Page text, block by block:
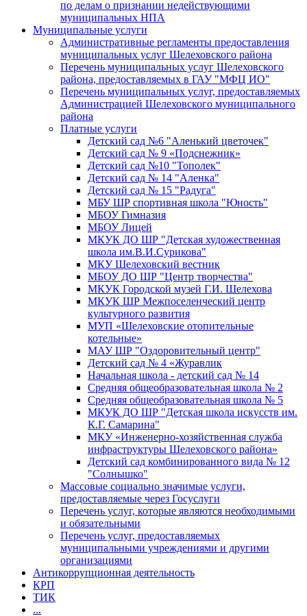
по делам о признании недействующими
муниципальных НПА
Муниципальные услуги
Административные регламенты предоставления
муниципальных услуг Шелеховского района
Перечень муниципальных услуг Шелеховского
района, предоставляемых в ГАУ "МФЦ ИО"
Перечень муниципальных услуг, предоставляемых
Администрацией Шелеховского муниципального
района
Платные услуги
Детский сад №6 "Аленький цветочек"
Детский сад № 9 «Подснежник»
Детский сад №10 "Тополек"
Детский сад № 14 "Аленка"
Детский сад № 15 "Радуга"
МБУ ШР спортивная школа "Юность"
МБОУ Гимназия
МБОУ Лицей
МКУК ДО ШР "Детская художественная
школа им.В.И.Сурикова"
МКУ Шелеховский вестник
МБОУ ДО ШР "Центр творчества"
МКУК Городской музей Г.И. Шелехова
МКУК ШР Межпоселенческий центр
культурного развития
МУП «Шелеховские отопительные
котельные»
МАУ ШР "Оздоровительный центр"
Детский сад № 4 «Журавлик
Начальная школа - детский сад № 14
Средняя общеобразовательная школа № 2
Средняя общеобразовательная школа № 5
МКУК ДО ШР "Детская школа искусств им.
К.Г. Самарина"
МКУ «Инженерно-хозяйственная служба
инфраструктуры Шелеховского района»
Детский сад комбинированного вида № 12
"Солнышко"
Массовые социально значимые услуги,
предоставляемые через Госуслуги
Перечень услуг, которые являются необходимыми
и обязательными
Перечень услуг, предоставляемых
муниципальными учреждениями и другими
организациями
Антикоррупционная деятельность
КРП
ТИК
...